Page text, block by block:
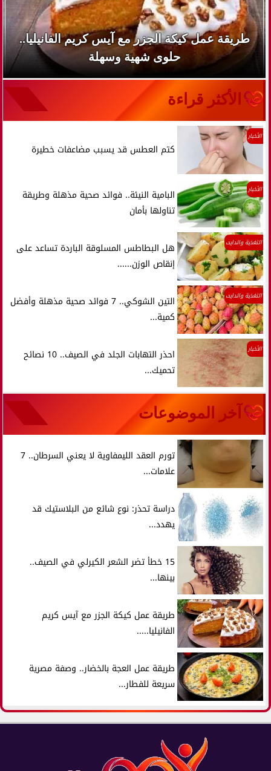
طريقة عمل كيكة الجزر مع آيس كريم الفانيليا..
حلوى شهية وسهلة
الأكثر قراءة
الأخبار
كتم العطس قد يسبب مضاعفات خطيرة
الأخبار
البامية النيئة.. فوائد صحية مذهلة وطريقة
تناولها بأمان
التغذية والدايت
هل البطاطس المسلوقة الباردة تساعد على
إنقاص الوزن......
التغذية والدايت
التين الشوكي.. 7 فوائد صحية مذهلة وأفضل
كمية...
الأخبار
احذر التهابات الجلد في الصيف.. 10 نصائح
تحميك...
آخر الموضوعات
تورم العقد الليمفاوية لا يعني السرطان.. 7
علامات...
دراسة تحذر: نوع شائع من البلاستيك قد
يهدد...
15 خطأ تضر الشعر الكيرلي في الصيف..
بينها...
طريقة عمل كيكة الجزر مع آيس كريم
الفانيليا.....
طريقة عمل العجة بالخضار.. وصفة مصرية
سريعة للفطار...